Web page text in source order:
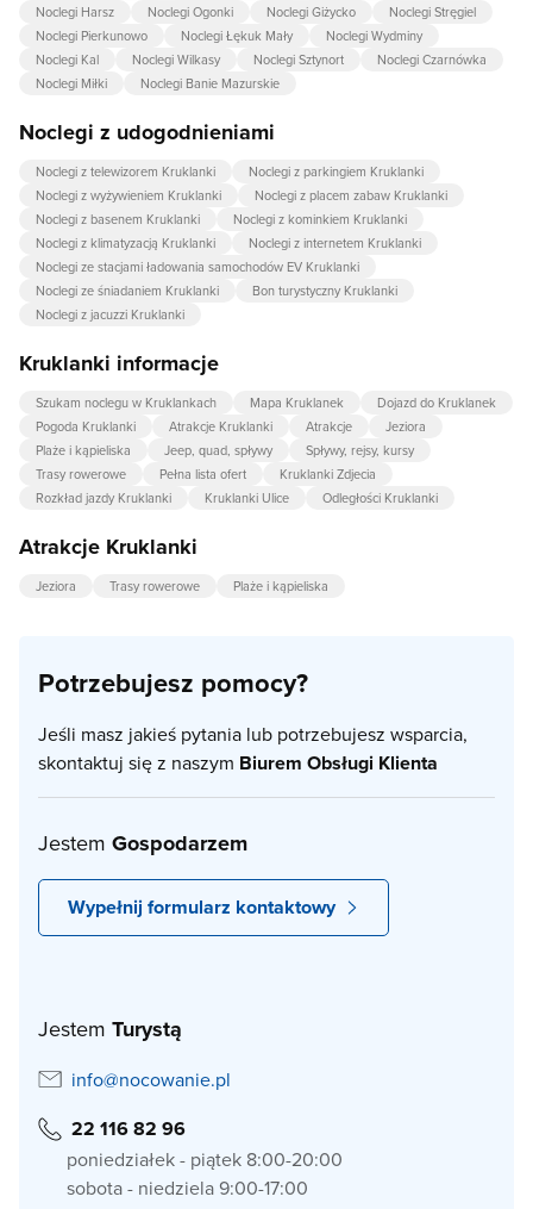
Noclegi Harsz
Noclegi Ogonki Noclegi Giżycko
Noclegi Stręgiel
Noclegi Pierkunowo
Noclegi Łękuk Mały
Noclegi Wydminy
Noclegi Kal
Noclegi Wilkasy Noclegi Sztynort
Noclegi Czarnówka
Noclegi Miłki
Noclegi Banie Mazurskie
Noclegi z udogodnieniami
Noclegi z telewizorem Kruklanki
Noclegi z parkingiem Kruklanki
Noclegi z wyżywieniem Kruklanki
Noclegi z placem zabaw Kruklanki
Noclegi z basenem Kruklanki
Noclegi z kominkiem Kruklanki
Noclegi z klimatyzacją Kruklanki
Noclegi z internetem Kruklanki
Noclegi ze stacjami ładowania samochodów EV Kruklanki
Noclegi ze śniadaniem Kruklanki
Bon turystyczny Kruklanki
Noclegi z jacuzzi Kruklanki
Kruklanki informacje
Szukam noclegu w Kruklankach Mapa Kruklanek
Dojazd do Kruklanek
Pogoda Kruklanki
Atrakcje Kruklanki Atrakcje
Jeziora
Plaże i kąpieliska
Jeep, quad, spływy
Spływy, rejsy, kursy
Trasy rowerowe
Pełna lista ofert
Kruklanki Zdjecia
Rozkład jazdy Kruklanki
Kruklanki Ulice Odległości Kruklanki
Atrakcje Kruklanki
Jeziora Trasy rowerowe Plaże i kąpieliska
Potrzebujesz pomocy?
Jeśli masz jakieś pytania lub potrzebujesz wsparcia,
skontaktuj się z naszym Biurem Obsługi Klienta
Jestem Gospodarzem
Wypełnij formularz kontaktowy
Jestem Turystą
info@nocowanie.pl
22 116 82 96
poniedziałek - piątek 8:00-20:00
sobota - niedziela 9:00-17:00